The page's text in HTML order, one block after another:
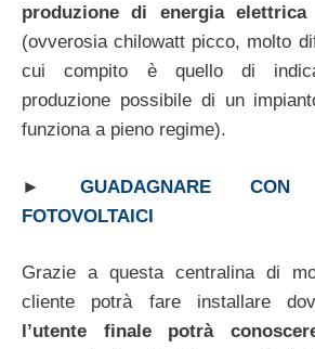
produzione di energia
(ovverosia chilowatt picco, molto
cui compito è quello di
produzione possibile di un
funziona a pieno regime).
► GUADAGNARE
FOTOVOLTAICI
Grazie a questa centralina di
cliente potrà fare installare
l’utente finale potrà